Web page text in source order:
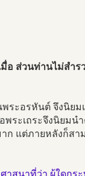
อ ส่วนท่านไม่สำร
ระอรหันต์ จึงนิยม
ระเถระจึงนิยมนำ
ก แต่ภายหลังก็สา
าสนาที่ว่า ผู้ใดกระ